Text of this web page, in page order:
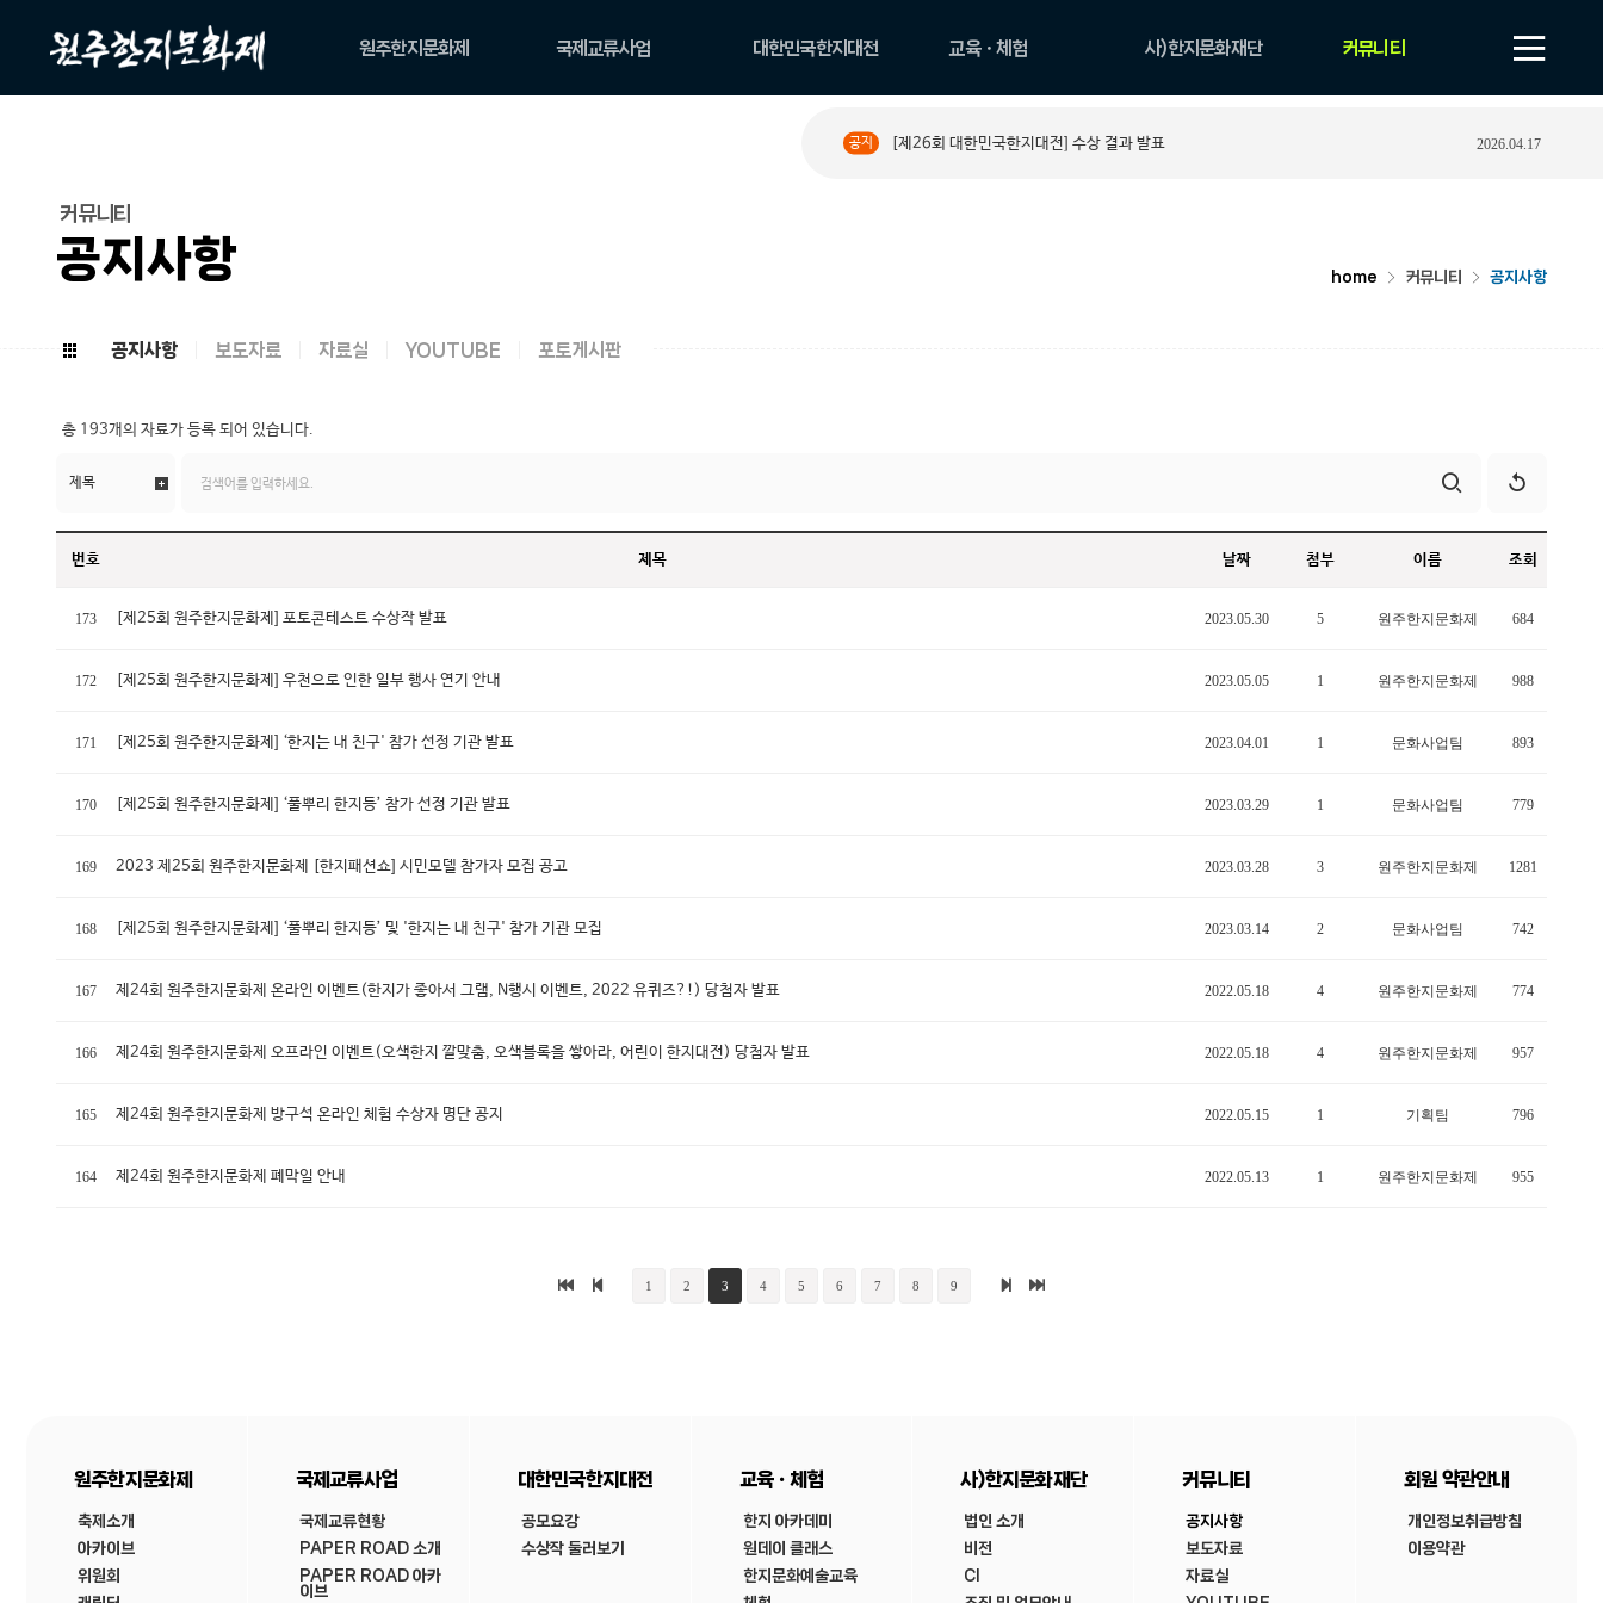
원주한지문화제 국제교류사업 대한민국한지대전
수상작 둘러보기
교육ㆍ체험 사)한지문화재단 커뮤니티
공지 [제26회 대한민국한지대전] 수상 결과 발표 2026.04.17
커뮤니티
공지사항 home 커뮤니티 공지사항
공지사항 보도자료 자료실 YOUTUBE 포토게시판
총 193개의 자료가 등록 되어 있습니다.
번호 제목 날짜 첨부 이름 조회
173 [제25회 원주한지문화제] 포토콘테스트 수상작 발표 2023.05.30 5 원주한지문화제 684
172 [제25회 원주한지문화제] 우천으로 인한 일부 행사 연기 안내 2023.05.05 1 원주한지문화제 988
171 [제25회 원주한지문화제] ‘한지는 내 친구' 참가 선정 기관 발표 2023.04.01 1 문화사업팀 893
170 [제25회 원주한지문화제] ‘풀뿌리 한지등’ 참가 선정 기관 발표 2023.03.29 1 문화사업팀 779
169 2023 제25회 원주한지문화제 [한지패션쇼] 시민모델 참가자 모집 공고 2023.03.28 3 원주한지문화제 1281
168 [제25회 원주한지문화제] ‘풀뿌리 한지등’ 및 '한지는 내 친구' 참가 기관 모집 2023.03.14 2 문화사업팀 742
167 제24회 원주한지문화제 온라인 이벤트(한지가 좋아서 그램, N행시 이벤트, 2022 유퀴즈?!) 당첨자 발표 2022.05.18 4 원주한지문화제 774
166 제24회 원주한지문화제 오프라인 이벤트(오색한지 깔맞춤, 오색블록을 쌓아라, 어린이 한지대전) 당첨자 발표 2022.05.18 4 원주한지문화제 957
165 제24회 원주한지문화제 방구석 온라인 체험 수상자 명단 공지 2022.05.15 1 기획팀 796
164 제24회 원주한지문화제 폐막일 안내 2022.05.13 1 원주한지문화제 955
1 2 3 4 5 6 7 8 9
원주한지문화제
축제소개
아카이브
위원회
국제교류사업
국제교류현황
PAPER ROAD 소개
PAPER ROAD 아카
이브
대한민국한지대전
공모요강
수상작 둘러보기
교육ㆍ체험
한지 아카데미
원데이 클래스
한지문화예술교육
사)한지문화재단
법인 소개
비전
CI
커뮤니티
공지사항
보도자료
자료실
회원 약관안내
개인정보취급방침
이용약관